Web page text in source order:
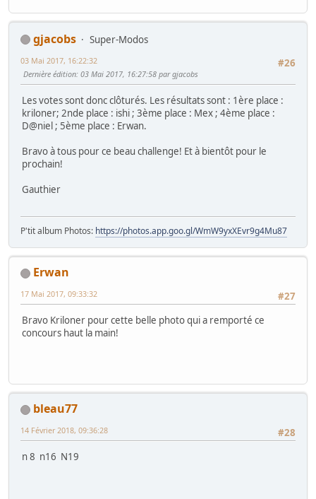
gjacobs
Super-Modos
#26
03 Mai 2017, 16:22:32
Dernière édition: 03 Mai 2017, 16:27:58 par gjacobs
Les votes sont donc clôturés. Les résultats sont : 1ère place :
kriloner; 2nde place : ishi ; 3ème place : Mex ; 4ème place :
D@niel ; 5ème place : Erwan.
Bravo à tous pour ce beau challenge! Et à bientôt pour le
prochain!
Gauthier
P'tit album Photos: https://photos.app.goo.gl/WmW9yxXEvr9g4Mu87
Erwan
#27
17 Mai 2017, 09:33:32
Bravo Kriloner pour cette belle photo qui a remporté ce
concours haut la main!
bleau77
#28
14 Février 2018, 09:36:28
n 8 n16 N19